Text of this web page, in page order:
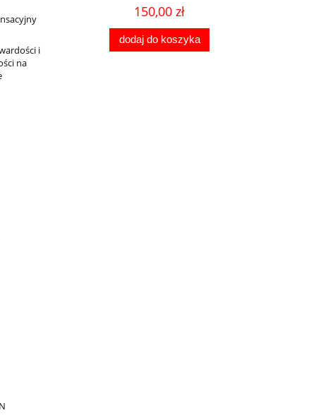
i
na
150,00 zł
dodaj do koszyka